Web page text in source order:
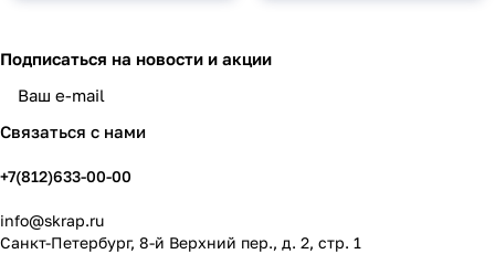
Подписаться на новости и акции
Связаться с нами
+7(812)633-00-00
info@skrap.ru
Санкт-Петербург, 8-й Верхний пер., д. 2, стр. 1